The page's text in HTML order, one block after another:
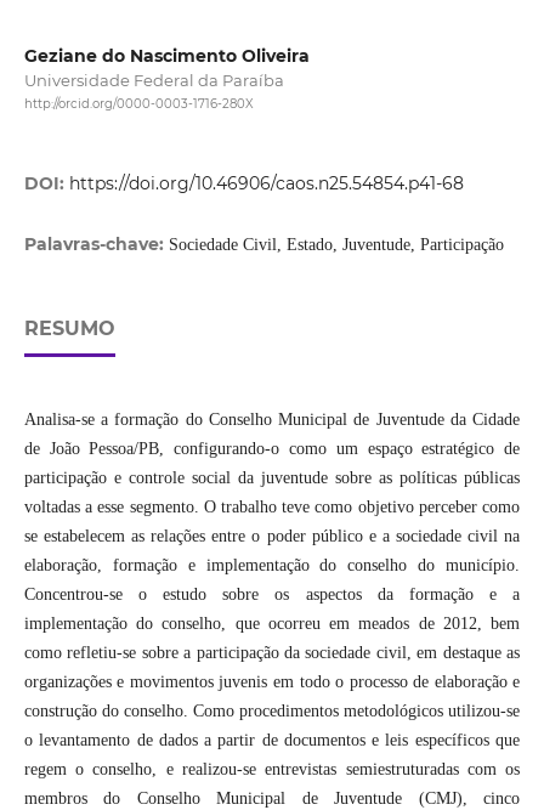
Geziane do Nascimento Oliveira
Universidade Federal da Paraíba
http://orcid.org/0000-0003-1716-280X
DOI: https://doi.org/10.46906/caos.n25.54854.p41-68
Palavras-chave: Sociedade Civil, Estado, Juventude, Participação
RESUMO
Analisa-se a formação do Conselho Municipal de Juventude da Cidade
de João Pessoa/PB, configurando-o como um espaço estratégico de
participação e controle social da juventude sobre as políticas públicas
voltadas a esse segmento. O trabalho teve como objetivo perceber como
se estabelecem as relações entre o poder público e a sociedade civil na
elaboração, formação e implementação do conselho do município.
Concentrou-se o estudo sobre os aspectos da formação e a
implementação do conselho, que ocorreu em meados de 2012, bem
como refletiu-se sobre a participação da sociedade civil, em destaque as
organizações e movimentos juvenis em todo o processo de elaboração e
construção do conselho. Como procedimentos metodológicos utilizou-se
o levantamento de dados a partir de documentos e leis específicos que
regem o conselho, e realizou-se entrevistas semiestruturadas com os
membros do Conselho Municipal de Juventude (CMJ), cinco